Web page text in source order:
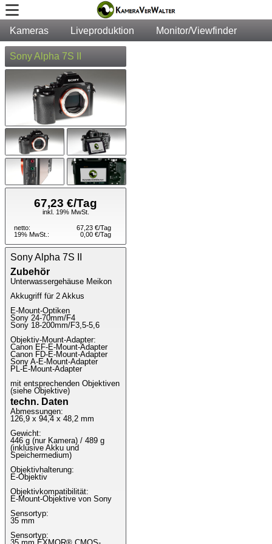
Kameras Liveproduktion Monitor/Viewfinder
Sony Alpha 7S II
67,23 €/Tag
inkl. 19% MwSt.
netto:
67,23 €/Tag
19% MwSt.:
0,00 €/Tag
Sony Alpha 7S II
Zubehör
Unterwassergehäuse Meikon
Akkugriff für 2 Akkus
E-Mount-Optiken
Sony 24-70mm/F4
Sony 18-200mm/F3,5-5,6
Objektiv-Mount-Adapter:
Canon EF-E-Mount-Adapter
Canon FD-E-Mount-Adapter
Sony A-E-Mount-Adapter
PL-E-Mount-Adapter
mit entsprechenden Objektiven
(siehe Objektive)
techn. Daten
Abmessungen:
126,9 x 94,4 x 48,2 mm
Gewicht:
446 g (nur Kamera) / 489 g
(inklusive Akku und
Speichermedium)
Objektivhalterung:
E-Objektiv
Objektivkompatibilität:
E-Mount-Objektive von Sony
Sensortyp:
35 mm
Sensortyp: